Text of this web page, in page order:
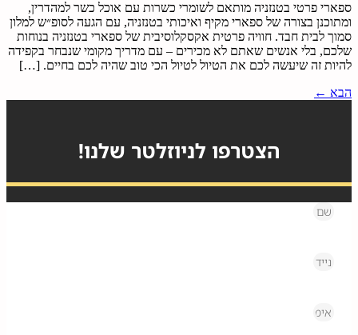
ספארי פרטי בטנזניה מותאם לשומרי כשרות עם אוכל כשר למהדרין,
ומתוכנן בצורה של ספארי מקיף ואיכותי בטנזניה, עם הגעה לסופ״ש למלון
סמוך לבית חבד. חוויה פרטית אקסקלוסיבית של ספארי בטנזניה בנוחות
שלכם, בלי אנשים שאתם לא מכירים – עם מדריך מקומי שנבחר בקפידה
להיות זה שיעשה לכם את הטיול לטיול הכי טוב שהיה לכם בחיים. […]
הבא ←
הצטרפו לניוזלטר שלנו!